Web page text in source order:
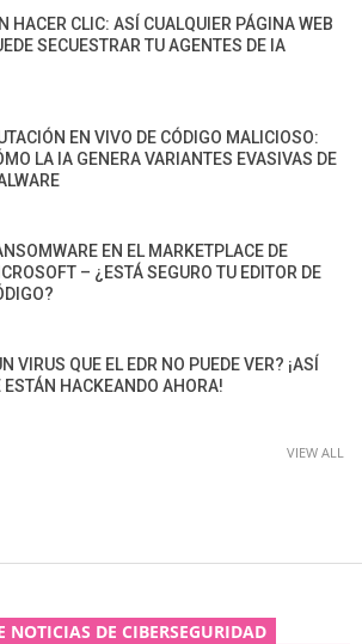
HACER CLIC: ASÍ CUALQUIER PÁGINA WEB
SECUESTRAR TU AGENTES DE IA
EN VIVO DE CÓDIGO MALICIOSO:
LA IA GENERA VARIANTES EVASIVAS DE
EN EL MARKETPLACE DE
– ¿ESTÁ SEGURO TU EDITOR DE
VIRUS QUE EL EDR NO PUEDE VER? ¡ASÍ
ESTÁN HACKEANDO AHORA!
VIEW ALL
NOTICIAS DE CIBERSEGURIDAD